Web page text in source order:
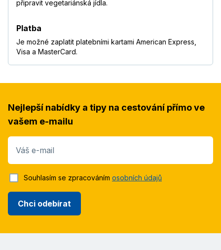
připravit vegetariánská jídla.
Platba
Je možné zaplatit platebními kartami American Express,
Visa a MasterCard.
Nejlepší nabídky a tipy na cestování přímo ve
vašem e-mailu
Váš e-mail
Chci odebírat
Souhlasím se zpracováním osobních údajů